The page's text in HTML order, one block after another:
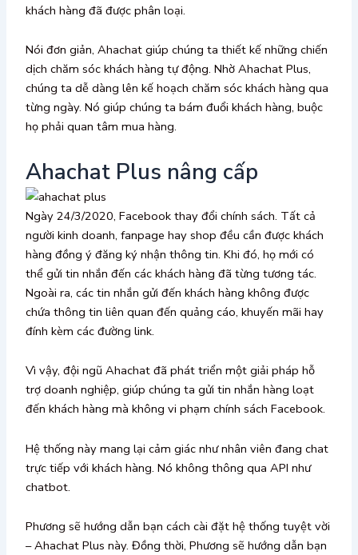
khách hàng đã được phân loại.
Nói đơn giản, Ahachat giúp chúng ta thiết kế những chiến
dịch chăm sóc khách hàng tự động. Nhờ Ahachat Plus,
chúng ta dễ dàng lên kế hoạch chăm sóc khách hàng qua
từng ngày. Nó giúp chúng ta bám đuổi khách hàng, buộc
họ phải quan tâm mua hàng.
Ahachat Plus nâng cấp
Ngày 24/3/2020, Facebook thay đổi chính sách. Tất cả
người kinh doanh, fanpage hay shop đều cần được khách
hàng đồng ý đăng ký nhận thông tin. Khi đó, họ mới có
thể gửi tin nhắn đến các khách hàng đã từng tương tác.
Ngoài ra, các tin nhắn gửi đến khách hàng không được
chứa thông tin liên quan đến quảng cáo, khuyến mãi hay
đính kèm các đường link.
Vì vậy, đội ngũ Ahachat đã phát triển một giải pháp hỗ
trợ doanh nghiệp, giúp chúng ta gửi tin nhắn hàng loạt
đến khách hàng mà không vi phạm chính sách Facebook.
Hệ thống này mang lại cảm giác như nhân viên đang chat
trực tiếp với khách hàng. Nó không thông qua API như
chatbot.
Phương sẽ hướng dẫn bạn cách cài đặt hệ thống tuyệt vời
– Ahachat Plus này. Đồng thời, Phương sẽ hướng dẫn bạn